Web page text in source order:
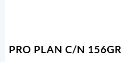
PRO PLAN C/N 156GR